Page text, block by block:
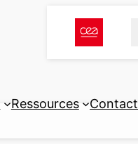
Ressources Contact